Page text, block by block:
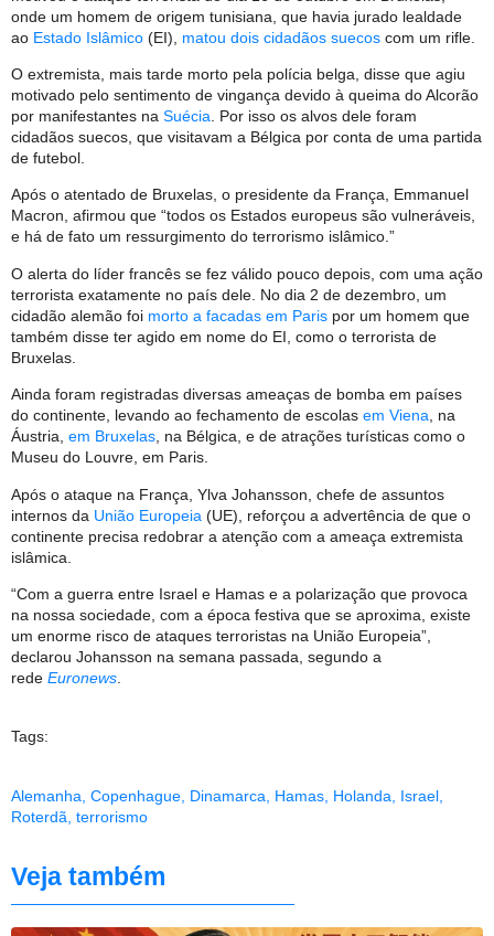
onde um homem de origem tunisiana, que havia jurado lealdade
ao Estado Islâmico (EI), matou dois cidadãos suecos com um rifle.
O extremista, mais tarde morto pela polícia belga, disse que agiu
motivado pelo sentimento de vingança devido à queima do Alcorão
por manifestantes na Suécia . Por isso os alvos dele foram
cidadãos suecos, que visitavam a Bélgica por conta de uma partida
de futebol.
Após o atentado de Bruxelas, o presidente da França, Emmanuel
Macron, afirmou que “todos os Estados europeus são vulneráveis, ​
e há de fato um ressurgimento do terrorismo islâmico.”
O alerta do líder francês se fez válido pouco depois, com uma ação
terrorista exatamente no país dele. No dia 2 de dezembro, um
cidadão alemão foi morto a facadas em Paris por um homem que
também disse ter agido em nome do EI, como o terrorista de
Bruxelas.
Ainda foram registradas diversas ameaças de bomba em países
do continente, levando ao fechamento de escolas em Viena , na
Áustria, em Bruxelas , na Bélgica, e de atrações turísticas como o
Museu do Louvre, em Paris.
Após o ataque na França, Ylva Johansson, chefe de assuntos
internos da União Europeia (UE), reforçou a advertência de que o
continente precisa redobrar a atenção com a ameaça extremista
islâmica.
“Com a guerra entre Israel e Hamas e a polarização que provoca
na nossa sociedade, com a época festiva que se aproxima, existe
um enorme risco de ataques terroristas na União Europeia”,
declarou Johansson na semana passada, segundo a
rede Euronews
Tags:
Alemanha Copenhague Dinamarca Hamas Holanda Israel
Roterdã terrorismo
Veja também